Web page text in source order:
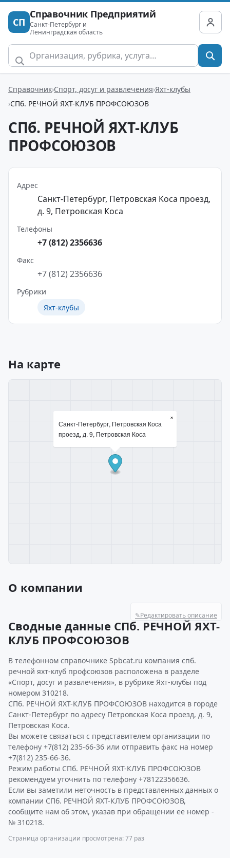
СП
Справочник Предприятий
Санкт-Петербург и
Ленинградская область
Справочник Спорт, досуг и развлечения Яхт-клубы
СПб. РЕЧНОЙ ЯХТ-КЛУБ ПРОФСОЮЗОВ
СПб. РЕЧНОЙ ЯХТ-КЛУБ
ПРОФСОЮЗОВ
Адрес
Санкт-Петербург, Петровская Коса проезд,
д. 9, Петровская Коса
Телефоны
+7 (812) 2356636
Факс
+7 (812) 2356636
Рубрики
Яхт-клубы
На карте
Санкт-Петербург, Петровская Коса
проезд, д. 9, Петровская Коса
×
О компании
✎Редактировать описание
Сводные данные СПб. РЕЧНОЙ ЯХТ-
КЛУБ ПРОФСОЮЗОВ
В телефонном справочнике Spbcat.ru компания спб.
речной яхт-клуб профсоюзов расположена в разделе
«Спорт, досуг и развлечения», в рубрике Яхт-клубы под
номером 310218.
СПб. РЕЧНОЙ ЯХТ-КЛУБ ПРОФСОЮЗОВ находится в городе
Санкт-Петербург по адресу Петровская Коса проезд, д. 9,
Петровская Коса.
Вы можете связаться с представителем организации по
телефону +7(812) 235-66-36 или отправить факс на номер
+7(812) 235-66-36.
Режим работы СПб. РЕЧНОЙ ЯХТ-КЛУБ ПРОФСОЮЗОВ
рекомендуем уточнить по телефону +78122356636.
Если вы заметили неточность в представленных данных о
компании СПб. РЕЧНОЙ ЯХТ-КЛУБ ПРОФСОЮЗОВ,
сообщите нам об этом, указав при обращении ее номер -
№ 310218.
Страница организации просмотрена: 77 раз